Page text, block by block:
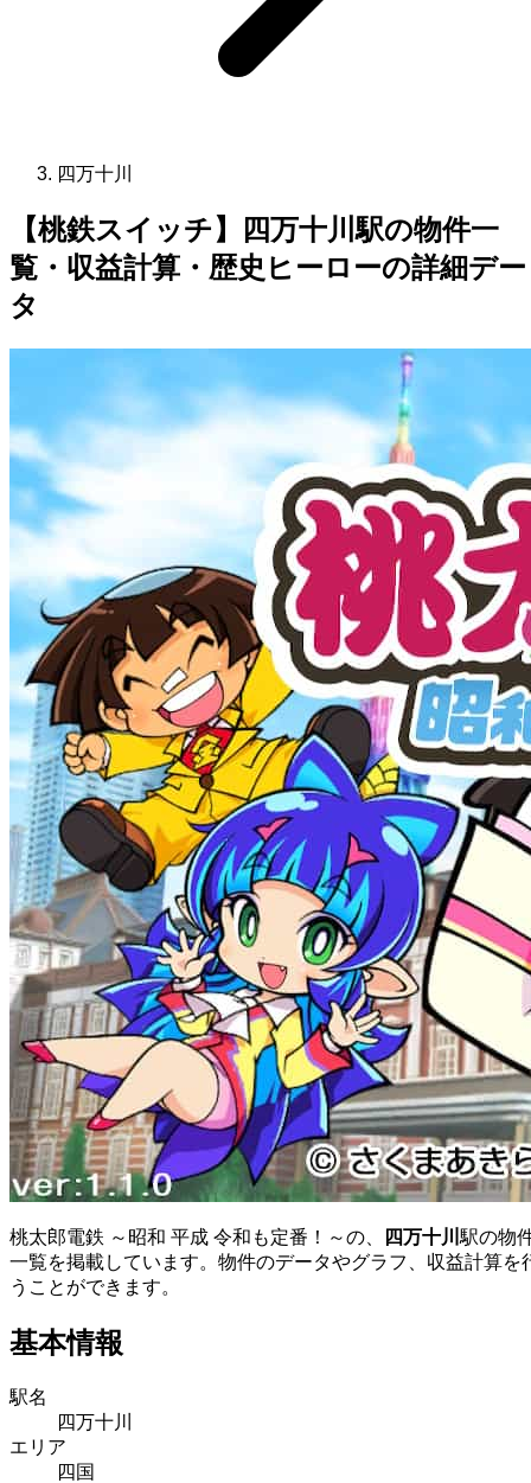
四万十川
【桃鉄スイッチ】四万十川駅の物件一
覧・収益計算・歴史ヒーローの詳細デー
タ
桃太郎電鉄 ～昭和 平成 令和も定番！～の、 四万十川 駅の物
一覧を掲載しています。物件のデータやグラフ、収益計算を
うことができます。
基本情報
駅名
四万十川
エリア
四国